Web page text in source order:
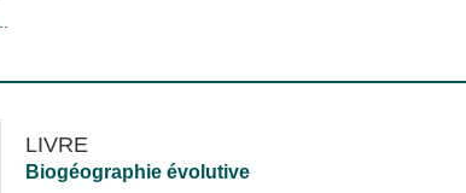
LIVRE
Biogéographie évolutive